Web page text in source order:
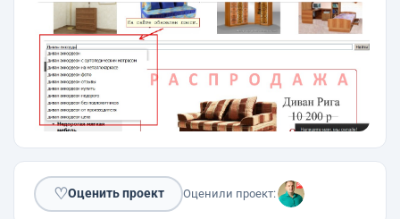
♡Оценить проект Оценили проект: